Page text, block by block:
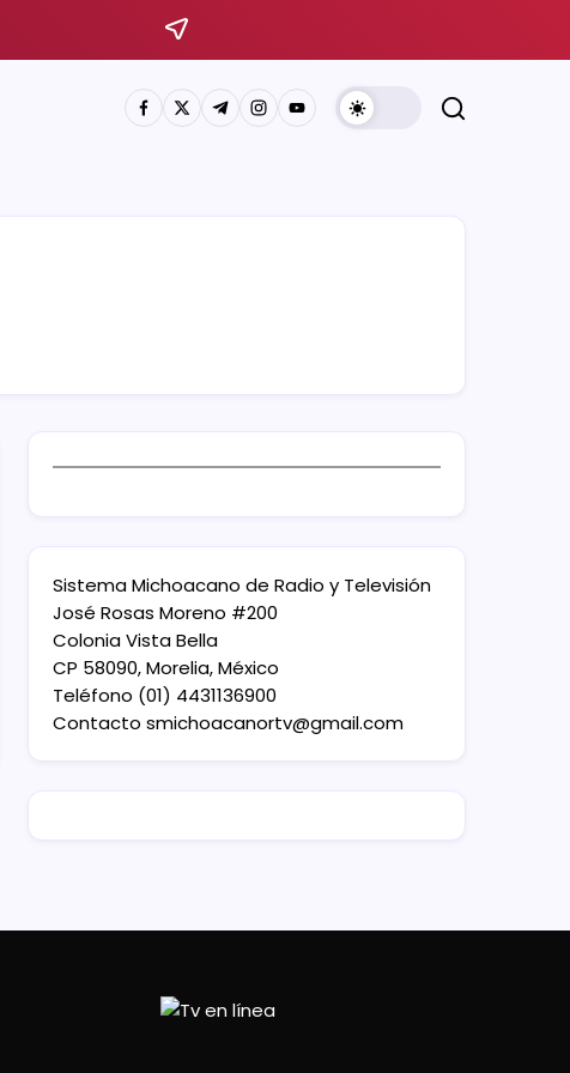
Sistema Michoacano de Radio y Televisión
José Rosas Moreno #200
Colonia Vista Bella
CP 58090, Morelia, México
Teléfono (01) 4431136900
Contacto smichoacanortv@gmail.com